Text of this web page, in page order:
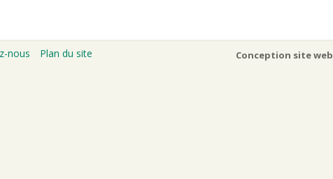
nous Plan du site Conception site web